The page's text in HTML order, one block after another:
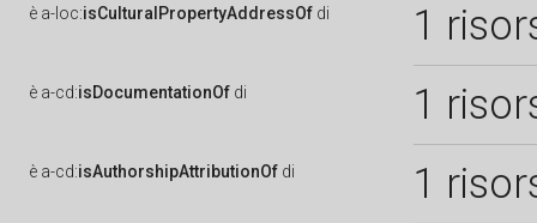
è a-loc:isCulturalPropertyAddressOf di 1
è a-cd:isDocumentationOf di 1
è a-cd:isAuthorshipAttributionOf di 1